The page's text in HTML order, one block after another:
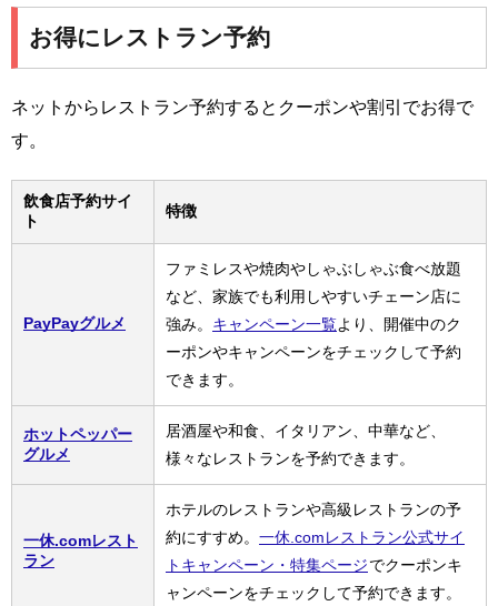
お得にレストラン予約
ネットからレストラン予約するとクーポンや割引でお得で
す。
飲食店予約サイ
ト
特徴
PayPayグルメ
ファミレスや焼肉やしゃぶしゃぶ食べ放題
など、家族でも利用しやすいチェーン店に
強み。 キャンペーン一覧より、開催中のク
ーポンやキャンペーンをチェックして予約
できます。
ホットペッパー
グルメ
居酒屋や和食、イタリアン、中華など、
様々なレストランを予約できます。
一休.comレスト
ラン
ホテルのレストランや高級レストランの予
約にすすめ。 一休.comレストラン公式サイ
トキャンペーン・特集ページでクーポンキ
ャンペーンをチェックして予約できます。